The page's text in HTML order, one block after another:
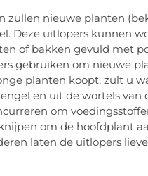
zullen nieuwe planten
Deze uitlopers kunnen
of bakken gevuld met
gebruiken om nieuwe
planten koopt, zult u
en uit de wortels
om
om de hoofdplant
laten de uitlopers